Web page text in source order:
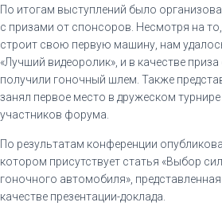
Брендбук
Как стать партнером
Наши Партнеры
По итогам выступлений было
с призами от спонсоров. Несмотря на
строит свою первую машину, нам
«Лучший видеоролик», и в качестве
получили гоночный шлем. Также
занял первое место в дружеском турнире
участников форума.
По результатам конференции
котором присутствует статья «Выбор
гоночного автомобиля»,
качестве презентации-доклада.